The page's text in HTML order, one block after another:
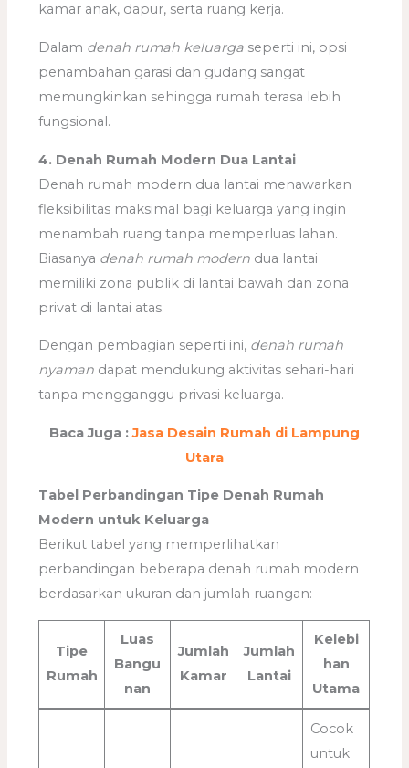
kamar anak, dapur, serta ruang kerja.
Dalam denah rumah keluarga seperti ini, opsi
penambahan garasi dan gudang sangat
memungkinkan sehingga rumah terasa lebih
fungsional.
4. Denah Rumah Modern Dua Lantai
Denah rumah modern dua lantai menawarkan
fleksibilitas maksimal bagi keluarga yang ingin
menambah ruang tanpa memperluas lahan.
Biasanya denah rumah modern dua lantai
memiliki zona publik di lantai bawah dan zona
privat di lantai atas.
Dengan pembagian seperti ini, denah rumah
nyaman dapat mendukung aktivitas sehari-hari
tanpa mengganggu privasi keluarga.
Baca Juga :Jasa Desain Rumah di Lampung
Utara
Tabel Perbandingan Tipe Denah Rumah
Modern untuk Keluarga
Berikut tabel yang memperlihatkan
perbandingan beberapa denah rumah modern
berdasarkan ukuran dan jumlah ruangan:
Tipe
Rumah
Luas
Bangu
nan
Jumlah
Kamar
Jumlah
Lantai
Kelebi
han
Utama
Cocok
untuk